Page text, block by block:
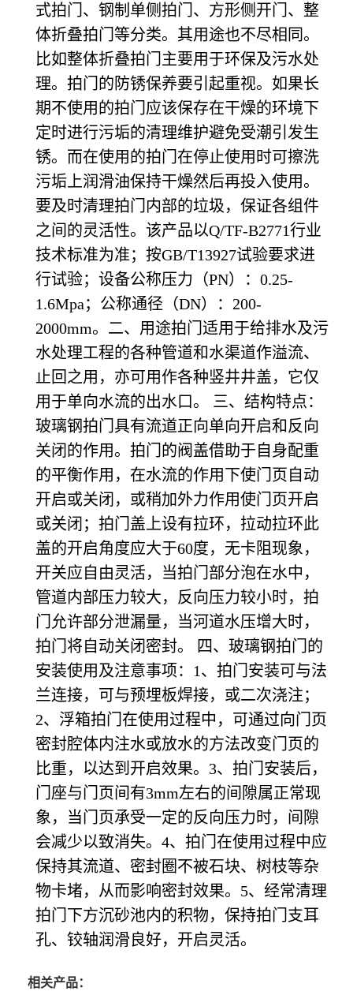
式拍门、钢制单侧拍门、方形侧开门、整
体折叠拍门等分类。其用途也不尽相同。
比如整体折叠拍门主要用于环保及污水处
理。拍门的防锈保养要引起重视。如果长
期不使用的拍门应该保存在干燥的环境下
定时进行污垢的清理维护避免受潮引发生
锈。而在使用的拍门在停止使用时可擦洗
污垢上润滑油保持干燥然后再投入使用。
要及时清理拍门内部的垃圾，保证各组件
之间的灵活性。 该产品以Q/TF-B2771行业
技术标准为准；按GB/T13927试验要求进
行试验；设备公称压力（PN）：0.25-
1.6Mpa；公称通径（DN）：200-
2000mm。二、用途拍门适用于给排水及污
水处理工程的各种管道和水渠道作溢流、
止回之用，亦可用作各种竖井井盖，它仅
用于单向水流的出水口。 三、结构特点：
玻璃钢拍门具有流道正向单向开启和反向
关闭的作用。拍门的阀盖借助于自身配重
的平衡作用，在水流的作用下使门页自动
开启或关闭，或稍加外力作用使门页开启
或关闭；拍门盖上设有拉环，拉动拉环此
盖的开启角度应大于60度，无卡阻现象，
开关应自由灵活，当拍门部分泡在水中，
管道内部压力较大，反向压力较小时，拍
门允许部分泄漏量，当河道水压增大时，
拍门将自动关闭密封。 四、玻璃钢拍门的
安装使用及注意事项：1、拍门安装可与法
兰连接，可与预埋板焊接，或二次浇注；
2、浮箱拍门在使用过程中，可通过向门页
密封腔体内注水或放水的方法改变门页的
比重，以达到开启效果。3、拍门安装后，
门座与门页间有3mm左右的间隙属正常现
象，当门页承受一定的反向压力时，间隙
会减少以致消失。4、拍门在使用过程中应
保持其流道、密封圈不被石块、树枝等杂
物卡堵，从而影响密封效果。5、经常清理
拍门下方沉砂池内的积物，保持拍门支耳
孔、铰轴润滑良好，开启灵活。
相关产品：